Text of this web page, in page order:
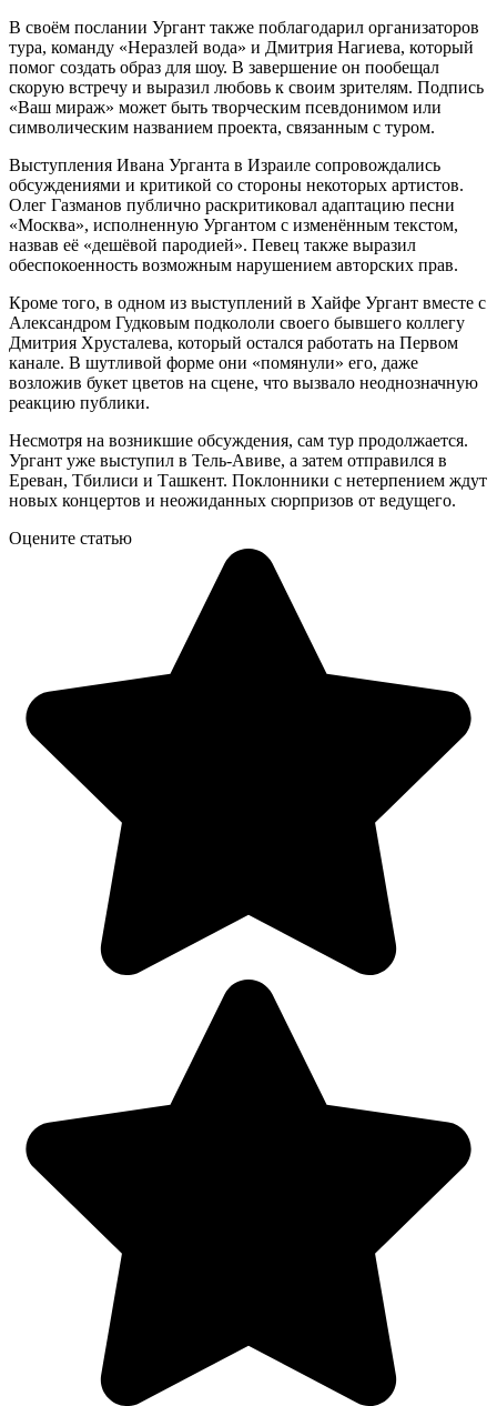
В своём послании Ургант также поблагодарил организаторов
тура, команду «Неразлей вода» и Дмитрия Нагиева, который
помог создать образ для шоу. В завершение он пообещал
скорую встречу и выразил любовь к своим зрителям. Подпись
«Ваш мираж» может быть творческим псевдонимом или
символическим названием проекта, связанным с туром.
Выступления Ивана Урганта в Израиле сопровождались
обсуждениями и критикой со стороны некоторых артистов.
Олег Газманов публично раскритиковал адаптацию песни
«Москва», исполненную Ургантом с изменённым текстом,
назвав её «дешёвой пародией». Певец также выразил
обеспокоенность возможным нарушением авторских прав.
Кроме того, в одном из выступлений в Хайфе Ургант вместе с
Александром Гудковым подкололи своего бывшего коллегу
Дмитрия Хрусталева, который остался работать на Первом
канале. В шутливой форме они «помянули» его, даже
возложив букет цветов на сцене, что вызвало неоднозначную
реакцию публики.
Несмотря на возникшие обсуждения, сам тур продолжается.
Ургант уже выступил в Тель-Авиве, а затем отправился в
Ереван, Тбилиси и Ташкент. Поклонники с нетерпением ждут
новых концертов и неожиданных сюрпризов от ведущего.
Оцените статью